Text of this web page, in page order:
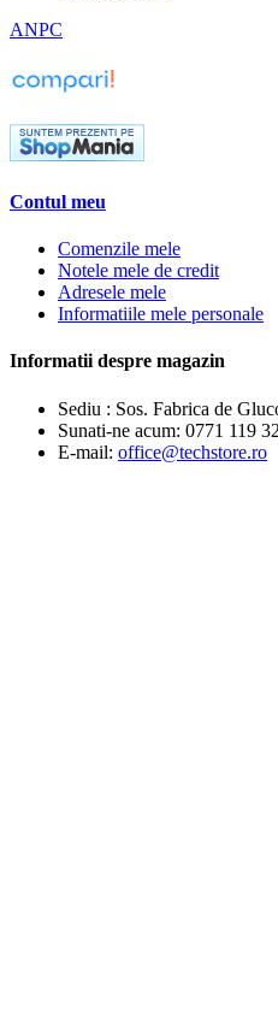
ANPC
Contul meu
Comenzile mele
Notele mele de credit
Adresele mele
Informatiile mele personale
Informatii despre magazin
Sediu : Sos. Fabrica de
Sunati-ne acum: 0771 119
E-mail: office@techstore.ro